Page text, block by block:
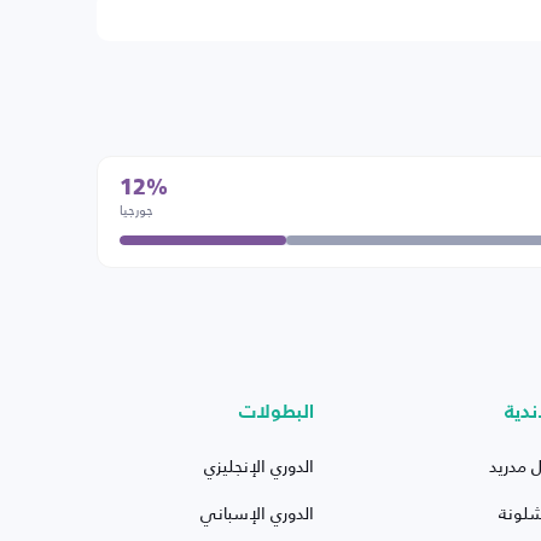
12%
جورجيا
مدريد
البطولات
الدوري الإنجليزي
الدوري الإسباني